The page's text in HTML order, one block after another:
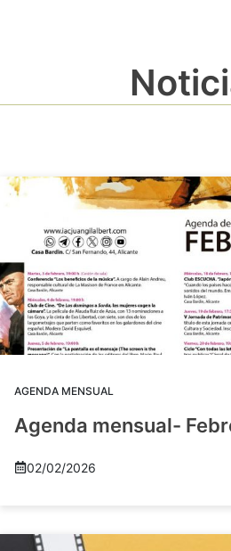
AGENDA MENSUAL
Agenda mensual-
02/02/2026